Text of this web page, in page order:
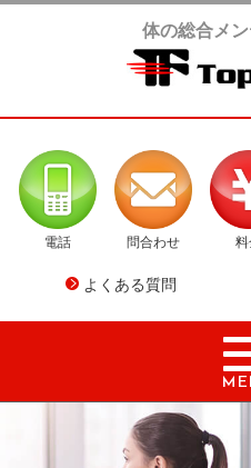
体の総合メ
電話 問合わせ
よくある質問